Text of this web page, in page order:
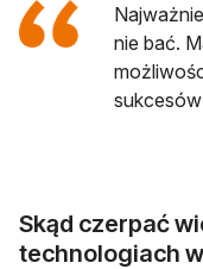
nie bać.
Skąd czerpać
technologiach